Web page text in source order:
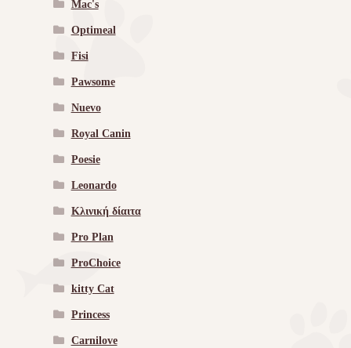
Mac's
Optimeal
Fisi
Pawsome
Nuevo
Royal Canin
Poesie
Leonardo
Κλινική δίαιτα
Pro Plan
ProChoice
kitty Cat
Princess
Carnilove